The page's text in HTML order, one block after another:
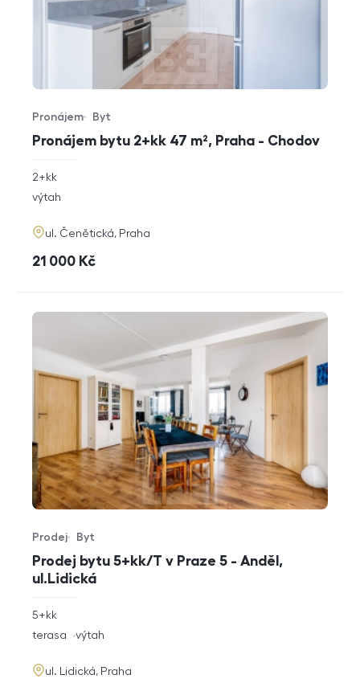
Pronájem bytu 2+kk 47 m², Praha - Chodov
Typ nabídky
Pronájem
Typ nemovitosti
Byt
rozměry
2+kk
funkce
výtah
adresa
ul. Čenětická, Praha
cena
21 000 Kč
Prodej bytu 5+kk/T v Praze 5 - Anděl,
ul.Lidická
Typ nabídky
Prodej
Typ nemovitosti
Byt
rozměry
dispozice
5+kk
funkce
terasa výtah
adresa
ul. Lidická, Praha